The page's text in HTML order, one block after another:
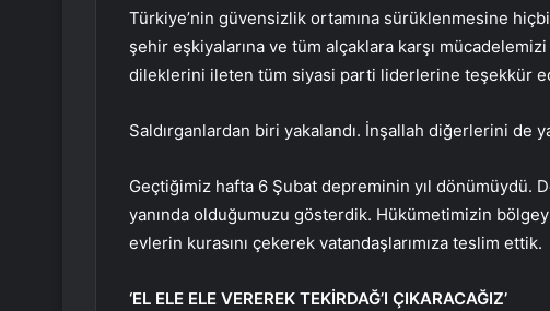
Türkiye’nin güvensizlik ortamına sürüklenmesine
şehir eşkiyalarına ve tüm alçaklara karşı
dileklerini ileten tüm siyasi parti liderlerine teşekkür
Saldırganlardan biri yakalandı. İnşallah diğerlerini de
Geçtiğimiz hafta 6 Şubat depreminin yıl dönümüydü.
yanında olduğumuzu gösterdik. Hükümetimizin
evlerin kurasını çekerek vatandaşlarımıza teslim ettik.
‘EL ELE ELE VEREREK TEKİRDAĞ’I ÇIKARACAĞIZ’